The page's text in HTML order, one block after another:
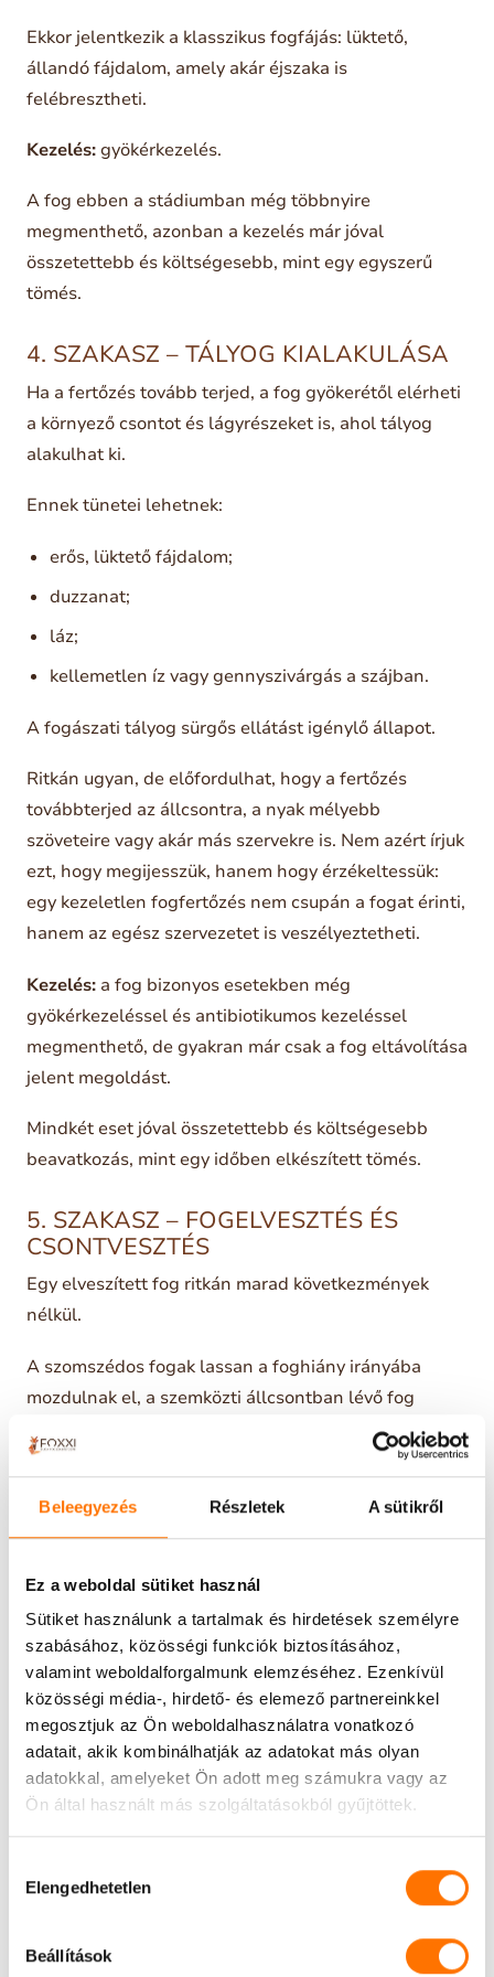
Beleegyezés Részletek A sütikről
Ez a weboldal sütiket használ
Sütiket használunk a tartalmak és hirdetések személyre
szabásához, közösségi funkciók biztosításához,
valamint weboldalforgalmunk elemzéséhez. Ezenkívül
közösségi média-, hirdető- és elemező partnereinkkel
megosztjuk az Ön weboldalhasználatra vonatkozó
adatait, akik kombinálhatják az adatokat más olyan
adatokkal, amelyeket Ön adott meg számukra vagy az
Ön által használt más szolgáltatásokból gyűjtöttek.
kiválasztása
Elengedhetetlen
Beállítások
Ekkor jelentkezik a klasszikus fogfájás: lüktető,
állandó fájdalom, amely akár éjszaka is
felébresztheti.
Kezelés:gyökérkezelés.
A fog ebben a stádiumban még többnyire
megmenthető, azonban a kezelés már jóval
összetettebb és költségesebb, mint egy egyszerű
tömés.
4. SZAKASZ – TÁLYOG KIALAKULÁSA
Ha a fertőzés tovább terjed, a fog gyökerétől elérheti
a környező csontot és lágyrészeket is, ahol tályog
alakulhat ki.
Ennek tünetei lehetnek:
erős, lüktető fájdalom;
duzzanat;
láz;
kellemetlen íz vagy gennyszivárgás a szájban.
A fogászati tályog sürgős ellátást igénylő állapot.
Ritkán ugyan, de előfordulhat, hogy a fertőzés
továbbterjed az állcsontra, a nyak mélyebb
szöveteire vagy akár más szervekre is. Nem azért írjuk
ezt, hogy megijesszük, hanem hogy érzékeltessük:
egy kezeletlen fogfertőzés nem csupán a fogat érinti,
hanem az egész szervezetet is veszélyeztetheti.
Kezelés:a fog bizonyos esetekben még
gyökérkezeléssel és antibiotikumos kezeléssel
megmenthető, de gyakran már csak a fog eltávolítása
jelent megoldást.
Mindkét eset jóval összetettebb és költségesebb
beavatkozás, mint egy időben elkészített tömés.
5. SZAKASZ – FOGELVESZTÉS ÉS
CSONTVESZTÉS
Egy elveszített fog ritkán marad következmények
nélkül.
A szomszédos fogak lassan a foghiány irányába
mozdulnak el, a szemközti állcsontban lévő fog
kiemelkedhet, az állcsont pedig fokozatosan sorvadni
kezd a hiány területén.
Ennek következménye lehet:
további fogak túlterhelése és elvesztése.
A hiányzó fog pótlása implantátummal vagy híddal
lényegesen nagyobb költséget jelent, mint az eredeti
probléma korai kezelése.
„DE MOST ÉPPEN NEM FÁJ…”
Ez az egyik leggyakoribb ok, amiért sokan halogatják
Sajnos ez téves biztonságérzetet ad.